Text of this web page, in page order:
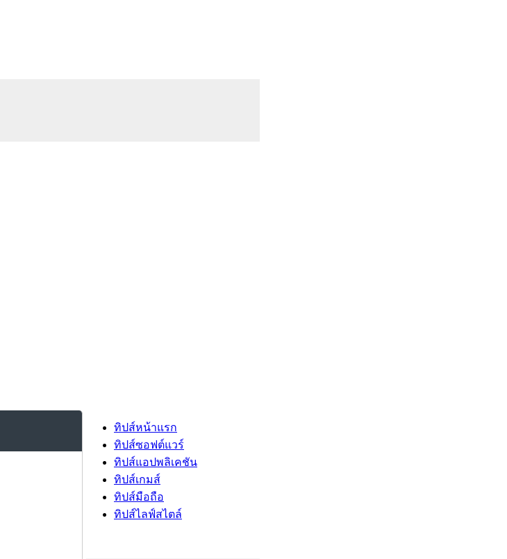
ทิปส์หน้าแรก
ทิปส์ซอฟต์แวร์
ทิปส์แอปพลิเคชัน
ทิปส์เกมส์
ทิปส์มือถือ
ทิปส์ไลฟ์สไตล์